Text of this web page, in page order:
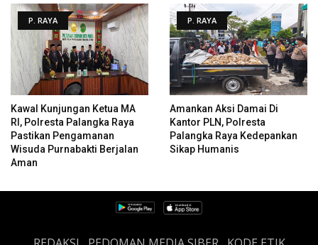
P. RAYA
Kawal Kunjungan Ketua MA
RI, Polresta Palangka Raya
Pastikan Pengamanan
Wisuda Purnabakti Berjalan
Aman
P. RAYA
Amankan Aksi Damai Di
Kantor PLN, Polresta
Palangka Raya Kedepankan
Sikap Humanis